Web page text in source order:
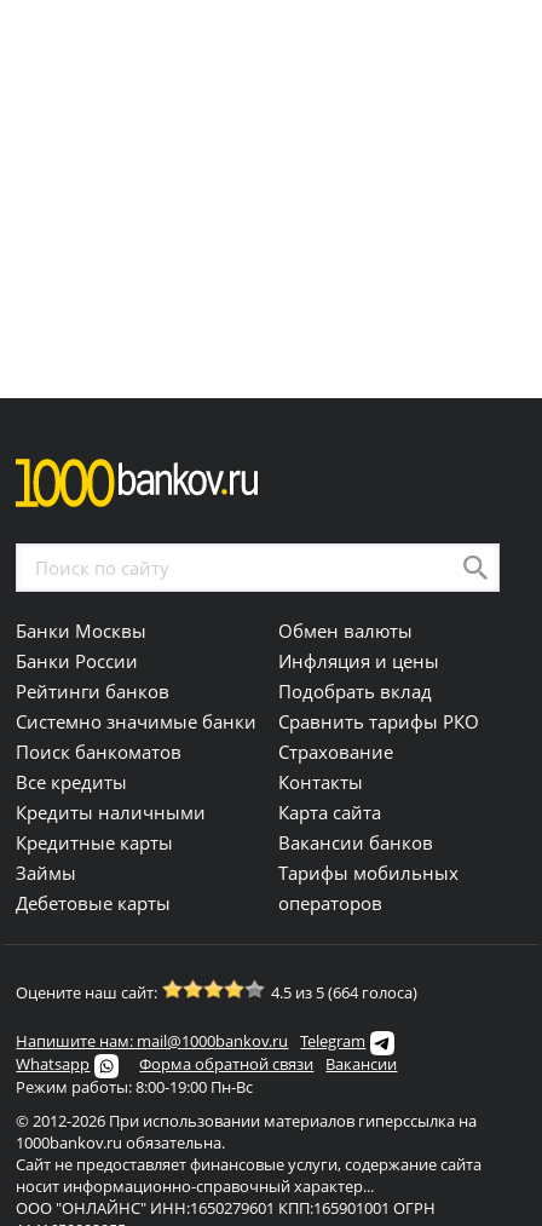
Банки Москвы
Банки России
Рейтинги банков
Системно значимые банки
Поиск банкоматов
Все кредиты
Кредиты наличными
Кредитные карты
Займы
Дебетовые карты
Обмен валюты
Инфляция и цены
Подобрать вклад
Сравнить тарифы РКО
Страхование
Контакты
Карта сайта
Вакансии банков
Тарифы мобильных
операторов
Оцените наш сайт: 4.5 из 5 (664 голоса)
Напишите нам: mail@1000bankov.ru
Telegram
Whatsapp
Форма обратной связи
Вакансии
Режим работы: 8:00-19:00 Пн-Вс
© 2012-2026 При использовании материалов гиперссылка на
1000bankov.ru обязательна.
Сайт не предоставляет финансовые услуги, содержание сайта
носит информационно-справочный характер...
ООО "ОНЛАЙНС" ИНН:1650279601 КПП:165901001 ОГРН